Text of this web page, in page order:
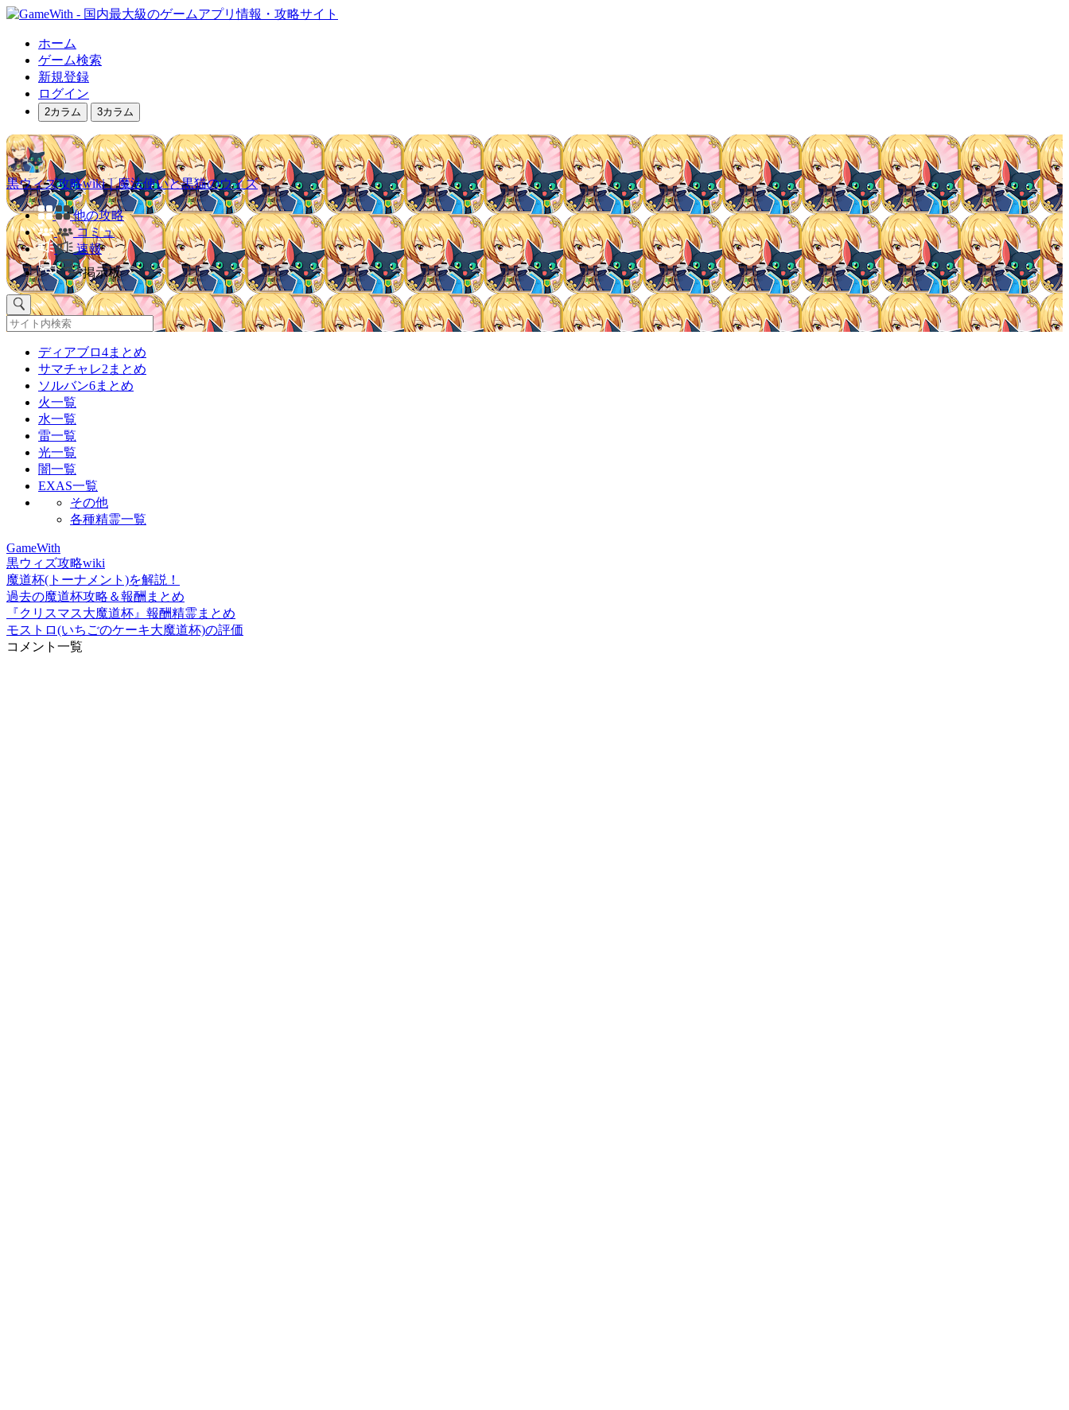
ホーム
ゲーム検索
新規登録
ログイン
2カラム 3カラム
黒ウィズ攻略wiki｜魔法使いと黒猫のウィズ
他の攻略
コミュ
速報
掲示板
ディアブロ4まとめ
サマチャレ2まとめ
ソルバン6まとめ
火一覧
水一覧
雷一覧
光一覧
闇一覧
EXAS一覧
その他
各種精霊一覧
GameWith
黒ウィズ攻略wiki
魔道杯(トーナメント)を解説！
過去の魔道杯攻略＆報酬まとめ
『クリスマス大魔道杯』報酬精霊まとめ
モストロ(いちごのケーキ大魔道杯)の評価
コメント一覧